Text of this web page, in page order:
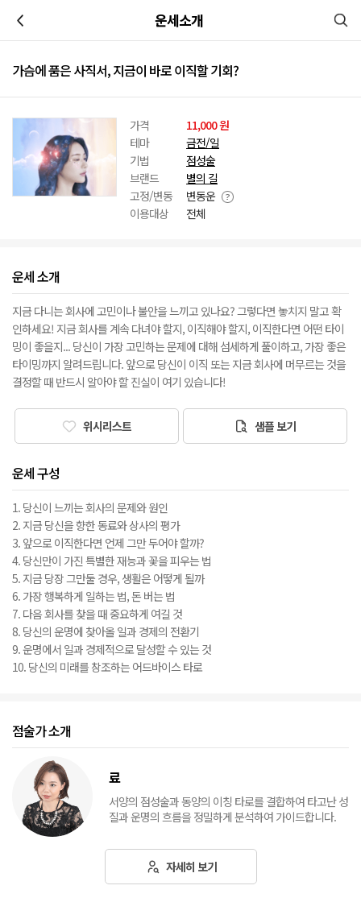
운세소개
가슴에 품은 사직서, 지금이 바로 이직할 기회?
가격
11,000 원
테마
금전/일
기법
점성술
브랜드
별의 길
고정/변동
변동운
이용대상
전체
운세 소개
지금 다니는 회사에 고민이나 불안을 느끼고 있나요? 그렇다면 놓치지 말고 확
인하세요! 지금 회사를 계속 다녀야 할지, 이직해야 할지, 이직한다면 어떤 타이
밍이 좋을지... 당신이 가장 고민하는 문제에 대해 섬세하게 풀이하고, 가장 좋은
타이밍까지 알려드립니다. 앞으로 당신이 이직 또는 지금 회사에 머무르는 것을
결정할 때 반드시 알아야 할 진실이 여기 있습니다!
위시리스트 샘플 보기
운세 구성
1. 당신이 느끼는 회사의 문제와 원인
2. 지금 당신을 향한 동료와 상사의 평가
3. 앞으로 이직한다면 언제 그만 두어야 할까?
4. 당신만이 가진 특별한 재능과 꽃을 피우는 법
5. 지금 당장 그만둘 경우, 생활은 어떻게 될까
6. 가장 행복하게 일하는 법, 돈 버는 법
7. 다음 회사를 찾을 때 중요하게 여길 것
8. 당신의 운명에 찾아올 일과 경제의 전환기
9. 운명에서 일과 경제적으로 달성할 수 있는 것
10. 당신의 미래를 창조하는 어드바이스 타로
점술가 소개
료
서양의 점성술과 동양의 이칭 타로를 결합하여 타고난 성
질과 운명의 흐름을 정밀하게 분석하여 가이드합니다.
자세히 보기